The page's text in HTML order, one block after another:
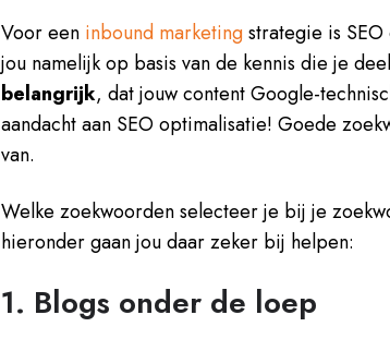
Voor een inbound marketingstrategie is
jou namelijk op basis van de kennis die je
belangrijk, dat jouw content Google-
aandacht aan SEO optimalisatie! Goede
van.
Welke zoekwoorden selecteer je bij je
hieronder gaan jou daar zeker bij helpen:
1. Blogs onder de loep